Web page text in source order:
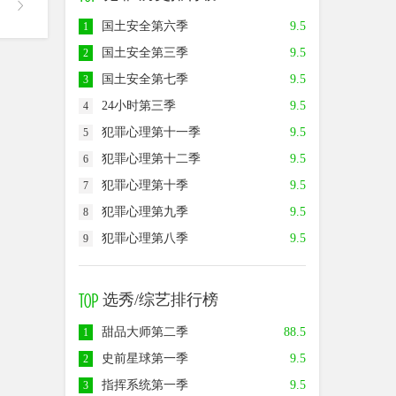
9.5
1
国土安全第六季
9.5
2
国土安全第三季
9.5
3
国土安全第七季
9.5
4
24小时第三季
9.5
5
犯罪心理第十一季
9.5
6
犯罪心理第十二季
9.5
7
犯罪心理第十季
9.5
8
犯罪心理第九季
9.5
9 犯罪心理第八季
选秀/综艺排行榜
88.5
1
甜品大师第二季
9.5
2
史前星球第一季
9.5
3
指挥系统第一季